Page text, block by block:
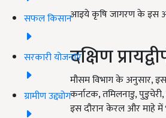
सफल किसान
सरकारी योजनाएं
ग्रामीण उद्द्योग
आइये कृषि जागरण के इस
दक्षिण
मौसम विभाग के अनुसार,
कर्नाटक, तमिलनाडु,
इस दौरान केरल और माहे में